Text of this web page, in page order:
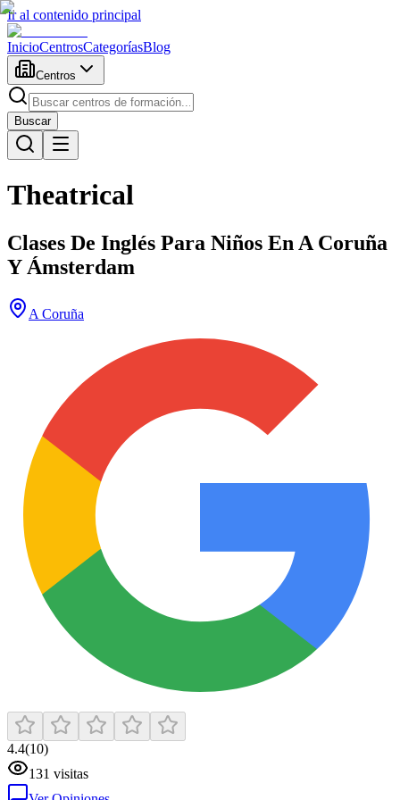
Ir al contenido principal
InicioCentrosCategoríasBlog
Centros
Buscar
Theatrical
Clases De Inglés Para Niños En A Coruña
Y Ámsterdam
A Coruña
4.4(10)
131 visitas